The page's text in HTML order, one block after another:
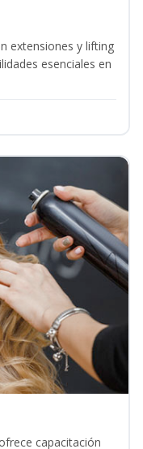
extensiones y lifting
esenciales en
capacitación